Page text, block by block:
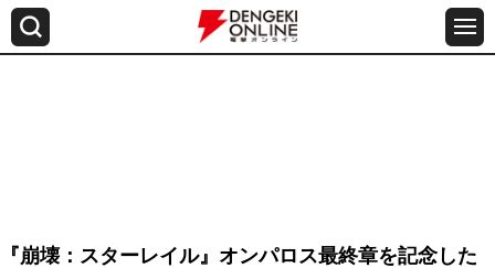
『崩壊：スターレイル』オンパロス最終章を記念した